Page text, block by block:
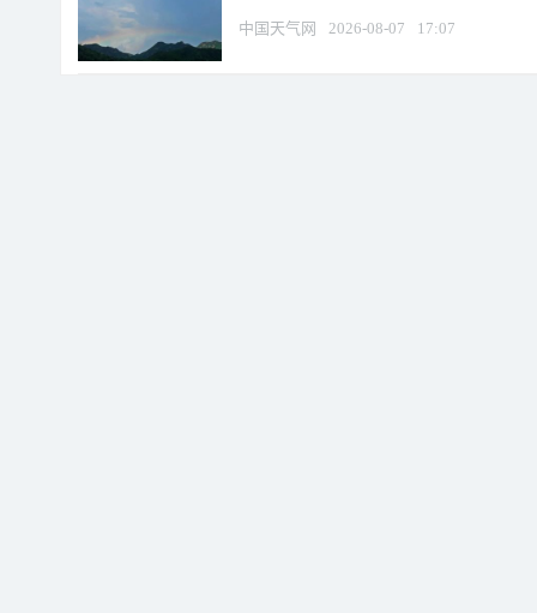
中国天气网 2026-08-07 17:07